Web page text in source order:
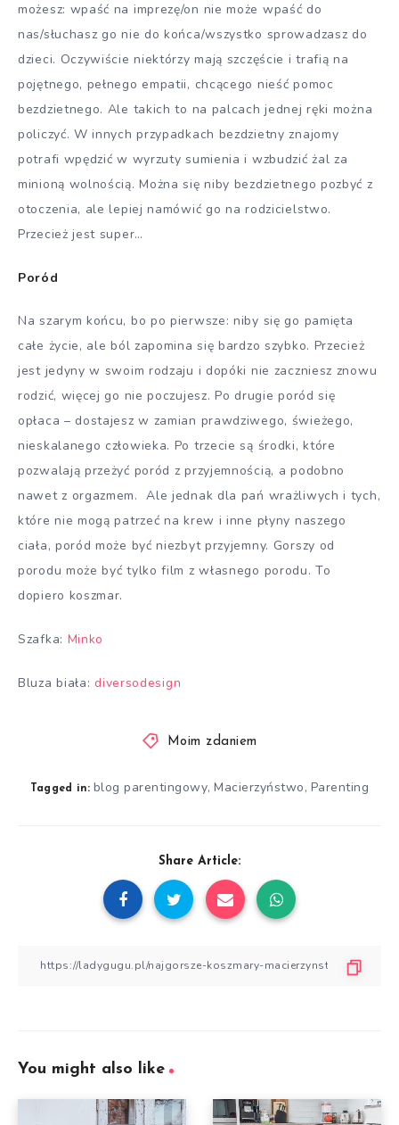
możesz: wpaść na imprezę/on nie może wpaść do
nas/słuchasz go nie do końca/wszystko sprowadzasz do
dzieci. Oczywiście niektórzy mają szczęście i trafią na
pojętnego, pełnego empatii, chcącego nieść pomoc
bezdzietnego. Ale takich to na palcach jednej ręki można
policzyć. W innych przypadkach bezdzietny znajomy
potrafi wpędzić w wyrzuty sumienia i wzbudzić żal za
minioną wolnością. Można się niby bezdzietnego pozbyć z
otoczenia, ale lepiej namówić go na rodzicielstwo.
Przecież jest super…
Poród
Na szarym końcu, bo po pierwsze: niby się go pamięta
całe życie, ale ból zapomina się bardzo szybko. Przecież
jest jedyny w swoim rodzaju i dopóki nie zaczniesz znowu
rodzić, więcej go nie poczujesz. Po drugie poród się
opłaca – dostajesz w zamian prawdziwego, świeżego,
nieskalanego człowieka. Po trzecie są środki, które
pozwalają przeżyć poród z przyjemnością, a podobno
nawet z orgazmem. Ale jednak dla pań wrażliwych i tych,
które nie mogą patrzeć na krew i inne płyny naszego
ciała, poród może być niezbyt przyjemny. Gorszy od
porodu może być tylko film z własnego porodu. To
dopiero koszmar.
Szafka: Minko
Bluza biała:diversodesign
Moim zdaniem
Tagged in: blog parentingowy,Macierzyństwo, Parenting
Share Article:
You might also like